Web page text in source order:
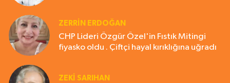
ZERRIN ERDOĞAN
CHP Lideri Özgür Özel'in Fıstık Mitingi
fiyasko oldu . Çiftçi hayal kırıklığına uğradı
ZEKI SARIHAN